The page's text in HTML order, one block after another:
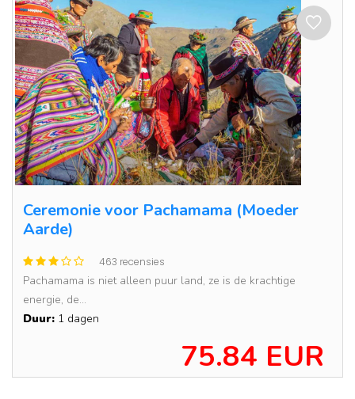
Ceremonie voor Pachamama (Moeder
Aarde)
463 recensies
Pachamama is niet alleen puur land, ze is de krachtige
energie, de...
Duur: 1 dagen
75.84 EUR